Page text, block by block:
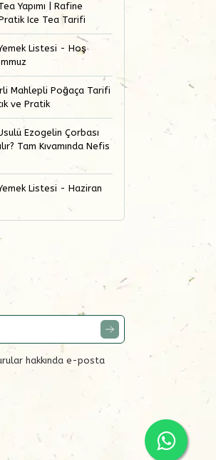
Yapımı | Rafine
Ice Tea Tarifi
Listesi - Hoş
Mahlepli Poğaça Tarifi
ve Pratik
Ezogelin Çorbası
Tam Kıvamında Nefis
Listesi - Haziran
hakkında e-posta